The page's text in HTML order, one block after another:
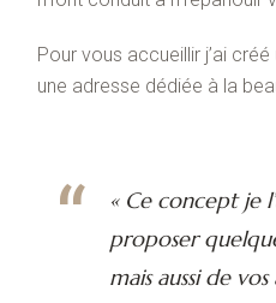
Pour vous accueillir j’ai
une adresse dédiée à la
« Ce concept je
proposer
mais aussi de